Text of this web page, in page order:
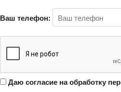
Ваш телефон:
Даю согласие на обработку